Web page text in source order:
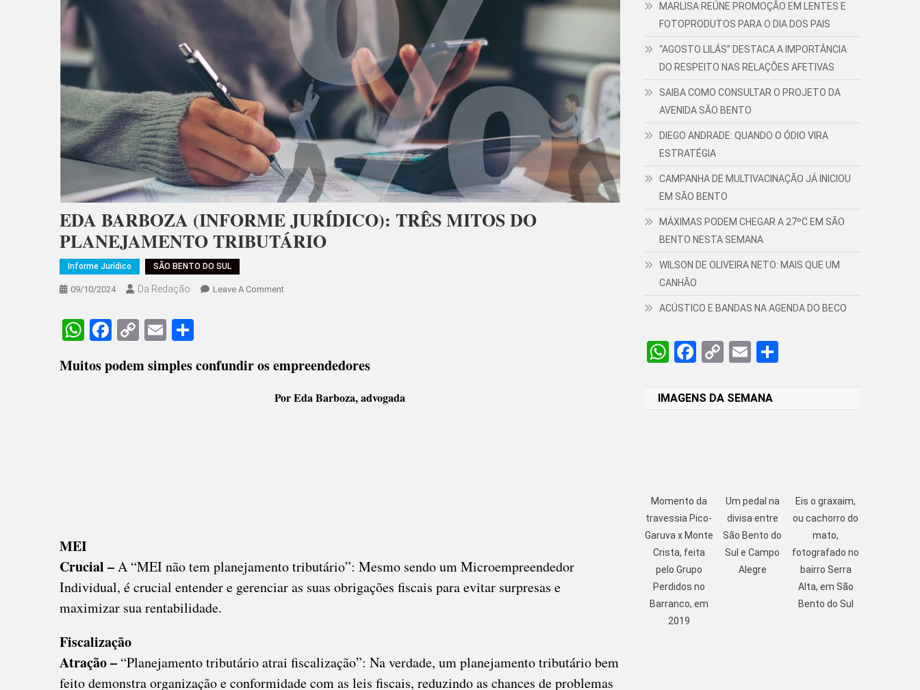
EDA BARBOZA (INFORME JURÍDICO): TRÊS MITOS DO
PLANEJAMENTO TRIBUTÁRIO
Informe Jurídico SÃO BENTO DO SUL
09/10/2024 Da Redação Leave A CommentOn
TRÊS
DO
WhatsApp
Facebook
CopyEmail
Muitos podem simples confundir os empreendedores
Por Eda Barboza, advogada
MEI
Crucial –A “MEI não tem planejamento tributário”: Mesmo sendo um Microempreendedor
Individual, é crucial entender e gerenciar as suas obrigações fiscais para evitar surpresas e
maximizar sua rentabilidade.
Fiscalização
Atração – “Planejamento tributário atrai fiscalização”: Na verdade, um planejamento tributário bem
feito demonstra organização e conformidade com as leis fiscais, reduzindo as chances de problemas
MARLISA REÚNE PROMOÇÃO EM LENTES E
FOTOPRODUTOS PARA O DIA DOS PAIS
“AGOSTO LILÁS” DESTACA A IMPORTÂNCIA
DO RESPEITO NAS RELAÇÕES AFETIVAS
SAIBA COMO CONSULTAR O PROJETO DA
AVENIDA SÃO BENTO
DIEGO ANDRADE: QUANDO O ÓDIO VIRA
ESTRATÉGIA
CAMPANHA DE MULTIVACINAÇÃO JÁ INICIOU
EM SÃO BENTO
MÁXIMAS PODEM CHEGAR A 27ºC EM SÃO
BENTO NESTA SEMANA
WILSON DE OLIVEIRA NETO: MAIS QUE UM
CANHÃO
ACÚSTICO E BANDAS NA AGENDA DO BECO
WhatsApp
Facebook
CopyEmail
IMAGENS DA SEMANA
Momento da
travessia Pico-
Garuva x Monte
Crista, feita
pelo Grupo
Perdidos no
Barranco, em
2019
Um pedal na
divisa entre
São Bento do
Sul e Campo
Alegre
Eis o graxaim,
ou cachorro do
mato,
fotografado no
bairro Serra
Alta, em São
Bento do Sul